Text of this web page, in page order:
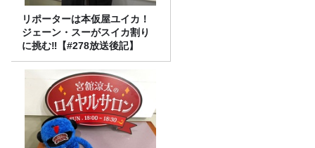
リポーターは本仮屋ユイカ！
ジェーン・スーがスイカ割り
に挑む‼【#278放送後記】